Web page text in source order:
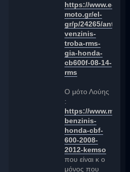
https://www.e-
moto.gr/el-
gr/p/24265/antlia-
venzinis-
troba-rms-
gia-honda-
cb600f-08-14-
rms
Ο μότο Λούης
:
https://
benzinis-
honda-cbf-
600-2008-
2012-kemso
που είναι κ ο
μόνος που